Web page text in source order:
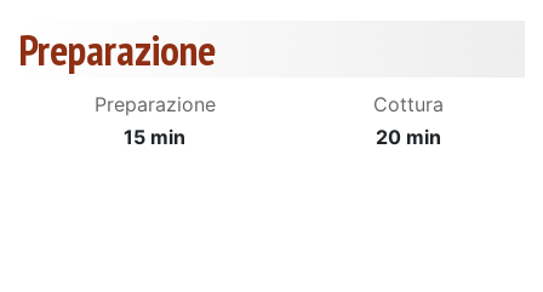
Preparazione
Preparazione
15 min
Cottura
20 min